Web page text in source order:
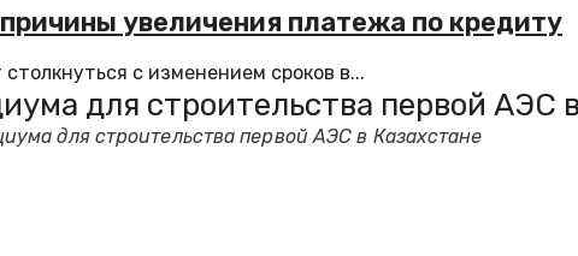
увеличения платежа по кредиту
с изменением сроков в...
для строительства первой АЭС
для строительства первой АЭС в Казахстане